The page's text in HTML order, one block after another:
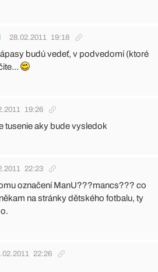
28.02.2011 19:18
budú vedeť, v podvedomí (ktoré
19:26
tusenie aky bude vysledok
22:23
označení ManU???mancs??? co
na stránky dětského fotbalu, ty
22:26